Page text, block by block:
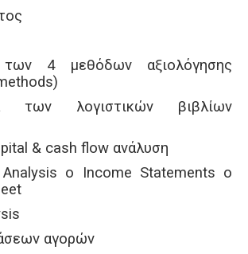
των 4 μεθόδων αξιολόγησης
των λογιστικών βιβλίων
& cash flow ανάλυση
Analysis o Income Statements o
αγορών